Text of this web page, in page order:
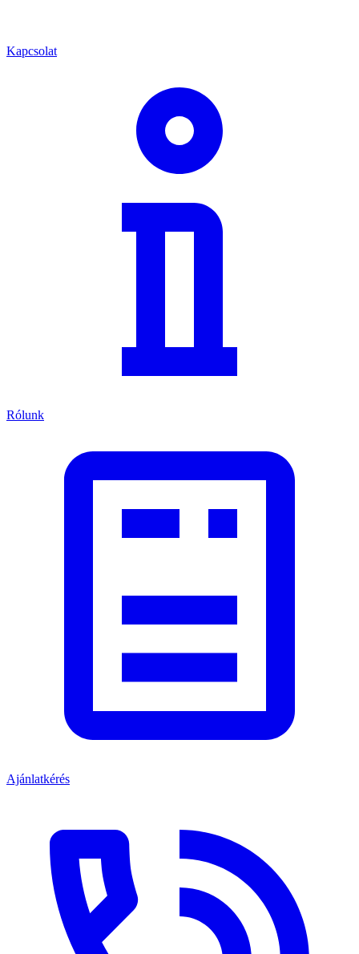
Kapcsolat
Rólunk
Ajánlatkérés